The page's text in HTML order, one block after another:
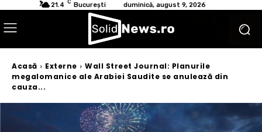
21.4 C București duminică, august 9, 2026
Acasă Externe
Wall Street Journal: Planurile
megalomanice ale Arabiei Saudite se anulează din
cauza...